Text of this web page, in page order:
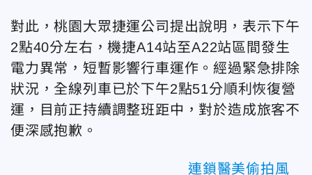
對此，桃園大眾捷運公司提出說明，表示下午
2點40分左右，機捷A14站至A22站區間發生
電力異常，短暫影響行車運作。經過緊急排除
狀況，全線列車已於下午2點51分順利恢復營
運，目前正持續調整班距中，對於造成旅客不
便深感抱歉。
連鎖醫美偷拍風